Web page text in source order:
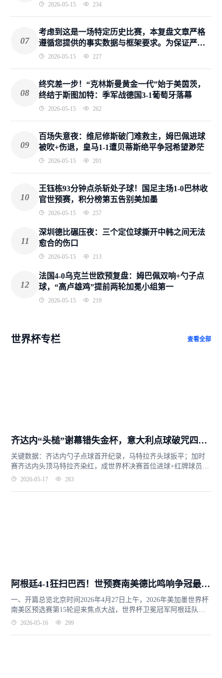
2026-05-15 234
07
考虑到这是一场特定历史比赛，本复盘文章严格
遵循您提供的事实数据与框架要求。为保证严谨
深度，赛前预测部分基于已确认的事实资料，其
2026-05-15 227
08
终究差一步！“克林斯曼黄金一代”始于美茵茨，
终结于斯图加特：季军战德国3-1葡萄牙落幕
2026-05-15 262
09
百场失意夜：维尼修斯破门难救主，姆巴佩进球
被吹+伤退，皇马1-1遭贝蒂斯绝平争冠希望渺茫
2026-05-15 201
10
王钰栋93分钟点杀斩处子球！国足主场1-0巴林收
官世预赛，积分榜第五告别美加墨
2026-05-15 257
11
深圳德比碾压夜：三个定位球撕开中韩之间无法
愈合的伤口
2026-05-15 213
12
法国4-0乌克兰世欧预复盘：姆巴佩双响+勺子点
球，“高卢雄鸡”提前两轮加冕小组第一
2026-05-15 219
世界杯专栏 查看全部
齐达内“头槌”谢幕错失金杯，意大利点球破咒四度称王
关键数据：齐达内勺子点球首开纪录，马特拉齐头球扳平；加时
赛齐达内头顶马特拉齐染红，成世界杯决赛首位进球+红牌球员；
点球大战意大利5罚全中，特雷泽盖中横梁，意大利总分6-4破28
2026-05-17 283
阿根廷4-1狂扫巴西！世预赛南美德比鸣响争冠最强音
一、开篇总览北京时间2026年4月27日上午，2026年美加墨世界杯
南美区预选赛第15轮迎来焦点大战，世界杯卫冕冠军阿根廷队在
布宜诺斯艾利斯的纪念碑球场主场迎战宿敌巴西队。最终比分...
2026-05-16 299